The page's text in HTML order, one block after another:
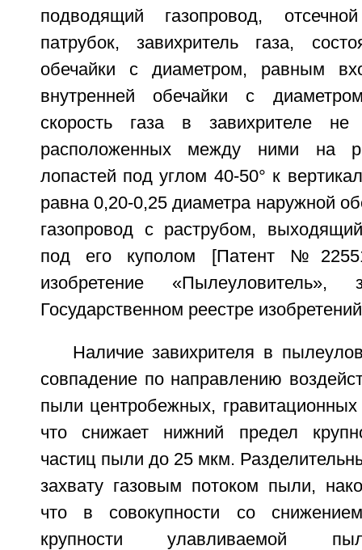
подводящий газопровод,
патрубок, завихритель газа,
обечайки с диаметром, равным
внутренней обечайки с
скорость газа в завихрителе
расположенных между ними на
лопастей под углом 40-50° к
равна 0,20-0,25 диаметра наружной
газопровод с раструбом,
под его куполом [Патент
изобретение «Пылеуловитель»,
Государственном реестре
Наличие завихрителя в
совпадение по направлению
пыли центробежных,
что снижает нижний предел
частиц пыли до 25 мкм.
захвату газовым потоком пыли,
что в совокупности со
крупности улавливаемой